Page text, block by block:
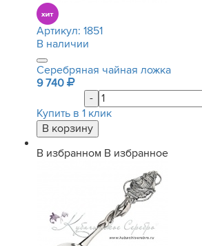
Артикул: 1851
В наличии
Серебряная чайная ложка
9 740
-
Купить в 1 клик
В избранном В избранное